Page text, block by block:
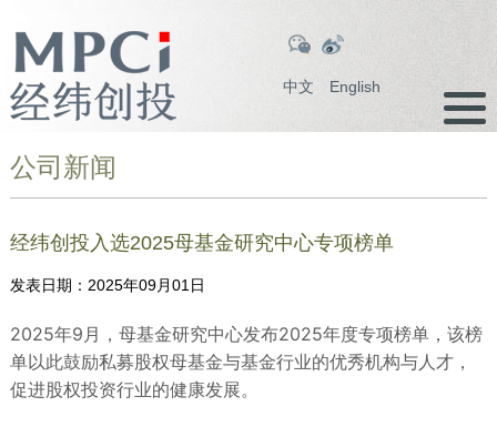
中文 English
公司新闻
经纬创投入选2025母基金研究中心专项榜单
发表日期： 2025年09月01日
2025年9月，母基金研究中心发布2025年度专项榜单，该榜
单以此鼓励私募股权母基金与基金行业的优秀机构与人才，
促进股权投资行业的健康发展。